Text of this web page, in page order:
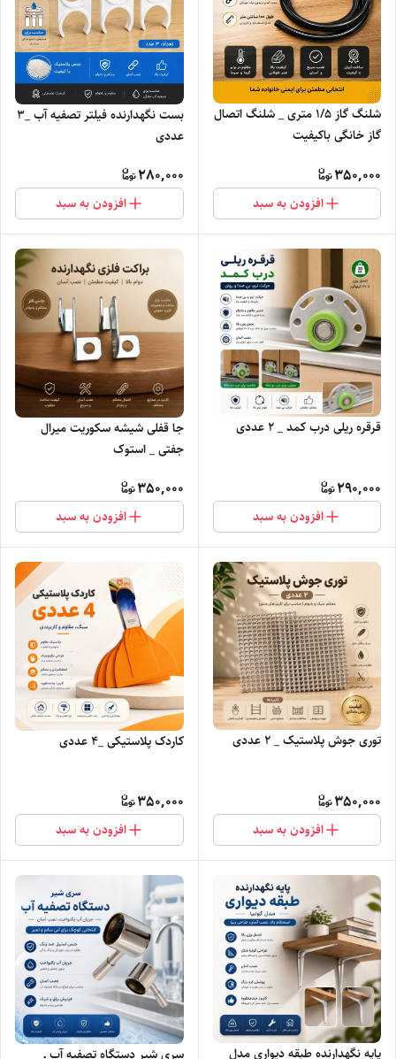
شلنگ گاز 1/5 متری _ شلنگ اتصال
گاز خانگی باکیفیت
350,000
افزودن به سبد
بست نگهدارنده فیلتر تصفیه آب _۳
عددی
280,000
افزودن به سبد
قرقره ریلی درب کمد _ ۲ عددی
290,000
افزودن به سبد
جا قفلی شیشه سکوریت میرال
جفتی _ استوک
350,000
افزودن به سبد
توری جوش پلاستیک _ ۲ عددی
350,000
افزودن به سبد
کاردک پلاستیکی _۴ عددی
350,000
افزودن به سبد
پایه نگهدارنده طبقه دیواری مدل سری شیر دستگاه تصفیه آب ـ